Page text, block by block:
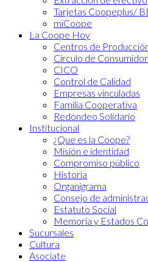
Tarjetas Coopeplus/
miCoope
La Coope Hoy
Centros de
Círculo de
CICO
Control de Calidad
Empresas vinculadas
Familia Cooperativa
Redondeo Solidario
Institucional
¿Que es la Coope?
Misión e identidad
Compromiso público
Historia
Organigrama
Consejo de
Estatuto Social
Memoria y Estados
Sucursales
Cultura
Asociate